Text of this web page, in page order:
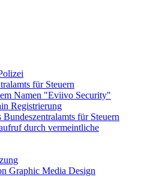
für Steuern
Namen "Eviivo Security"
Registrierung
für Steuern
durch vermeintliche
Graphic Media Design